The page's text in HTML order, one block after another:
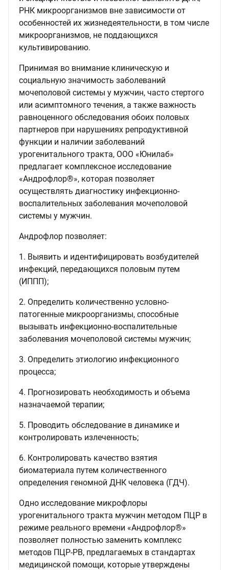
РНК микроорганизмов вне зависимости от
особенностей их жизнедеятельности, в том числе
микроорганизмов, не поддающихся
культивированию.
Принимая во внимание клиническую и
социальную значимость заболеваний
мочеполовой системы у мужчин, часто стертого
или асимптомного течения, а также важность
равноценного обследования обоих половых
партнеров при нарушениях репродуктивной
функции и наличии заболеваний
урогенитального тракта, ООО «Юнилаб»
предлагает комплексное исследование
«Андрофлор®», которая позволяет
осуществлять диагностику инфекционно-
воспалительных заболевания мочеполовой
системы у мужчин.
Андрофлор позволяет:
1. Выявить и идентифицировать возбудителей
инфекций, передающихся половым путем
(ИППП);
2. Определить количественно условно-
патогенные микроорганизмы, способные
вызывать инфекционно-воспалительные
заболевания мочеполовой системы мужчин;
3. Определить этиологию инфекционного
процесса;
4. Прогнозировать необходимость и объема
назначаемой терапии;
5. Проводить обследование в динамике и
контролировать излеченность;
6. Контролировать качество взятия
биоматериала путем количественного
определения геномной ДНК человека (ГДЧ).
Одно исследование микрофлоры
урогенитального тракта мужчин методом ПЦР в
режиме реального времени «Андрофлор®»
позволяет полностью заменить комплекс
методов ПЦР-РВ, предлагаемых в стандартах
медицинской помощи, которые утверждены